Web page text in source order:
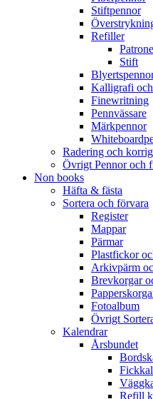
Stiftpennor
Refiller
Stift
Kalligrafi
Finewritning
Pennvässare
Märkpennor
Radering och
Övrigt Pennor och
Non books
Häfta & fästa
Sortera och förvara
Register
Mappar
Pärmar
Plastfickor
Arkivpärm
Brevkorgar
Fotoalbum
Övrigt
Kalendrar
Årsbundet
Refill